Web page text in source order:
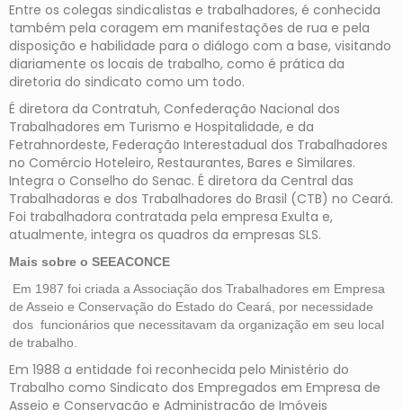
Entre os colegas sindicalistas e trabalhadores, é conhecida
também pela coragem em manifestações de rua e pela
disposição e habilidade para o diálogo com a base, visitando
diariamente os locais de trabalho, como é prática da
diretoria do sindicato como um todo.
É diretora da Contratuh, Confederação Nacional dos
Trabalhadores em Turismo e Hospitalidade, e da
Fetrahnordeste, Federação Interestadual dos Trabalhadores
no Comércio Hoteleiro, Restaurantes, Bares e Similares.
Integra o Conselho do Senac. É diretora da Central das
Trabalhadoras e dos Trabalhadores do Brasil (CTB) no Ceará.
Foi trabalhadora contratada pela empresa Exulta e,
atualmente, integra os quadros da empresas SLS.
Mais sobre o SEEACONCE
Em 1987 foi criada a Associação dos Trabalhadores em Empresa
de Asseio e Conservação do Estado do Ceará, por necessidade
dos funcionários que necessitavam da organização em seu local
de trabalho.
Em 1988 a entidade foi reconhecida pelo Ministério do
Trabalho como Sindicato dos Empregados em Empresa de
Asseio e Conservação e Administração de Imóveis